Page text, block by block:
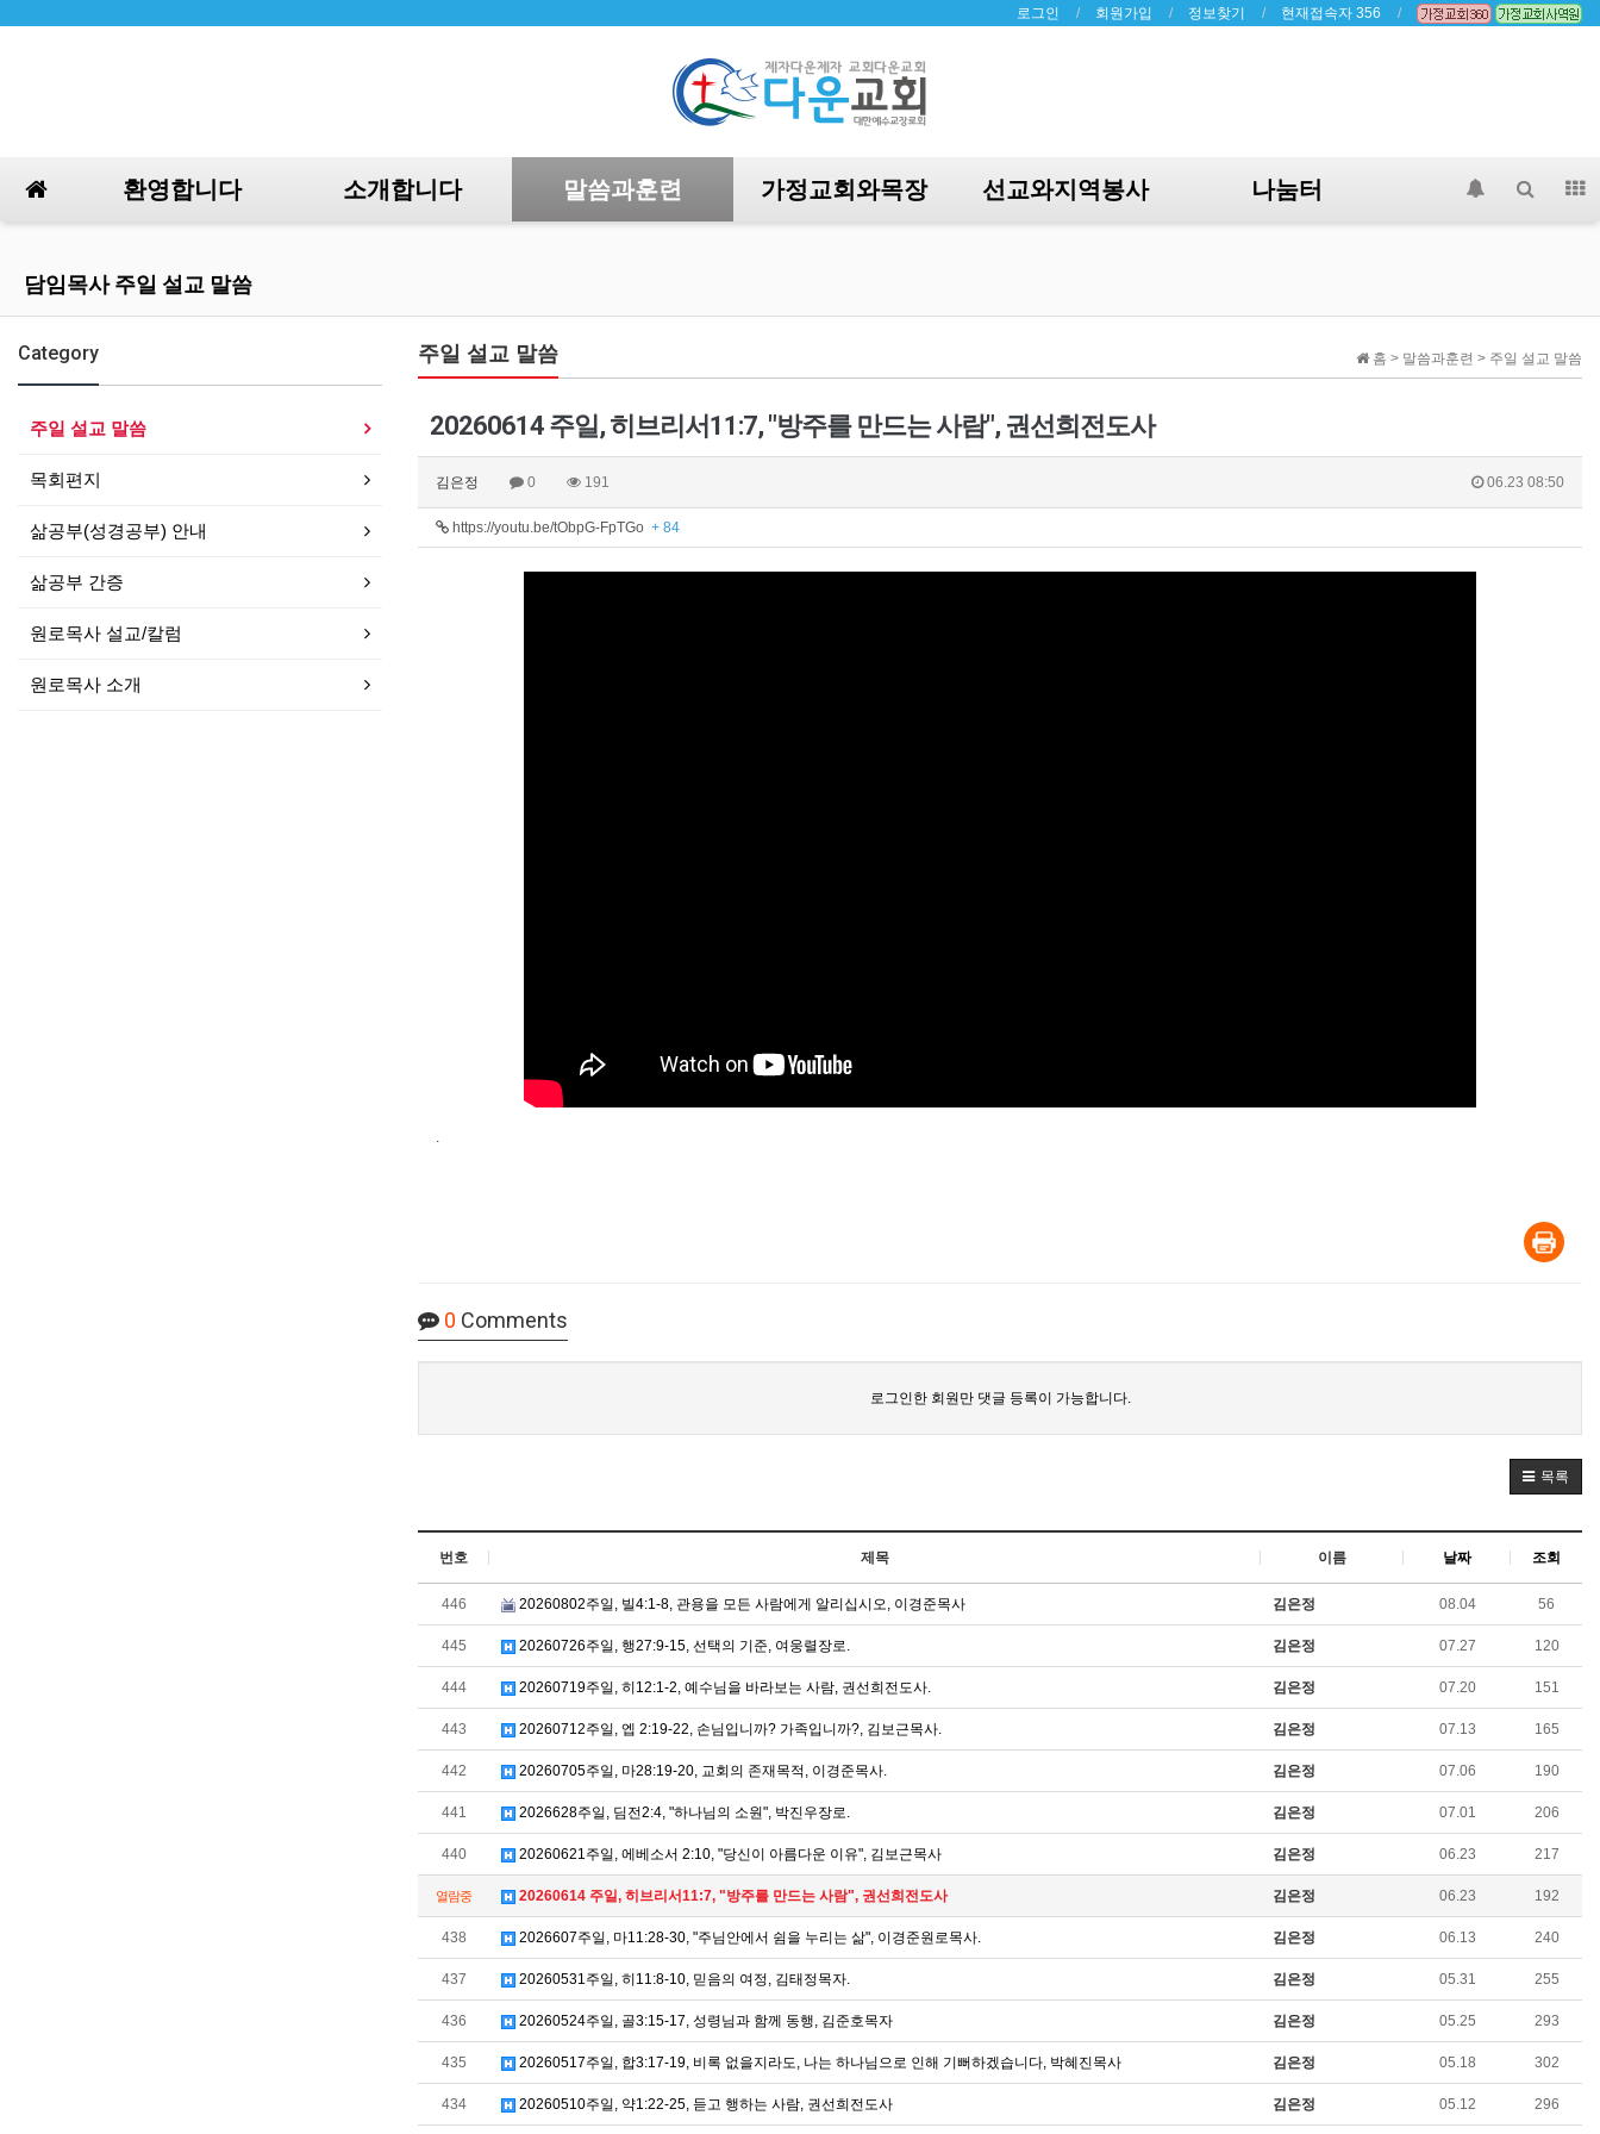
로그인 회원가입 정보찾기 현재접속자 356
환영합니다 소개합니다 말씀과훈련 가정교회와목장 선교와지역봉사 나눔터
담임목사 주일 설교 말씀
홈 > 말씀과훈련 > 주일 설교 말씀
주일 설교 말씀
20260614 주일, 히브리서11:7, "방주를 만드는 사람", 권선희전도사
김은정 0 191 06.23 08:50
https://youtu.be/tObpG-FpTGo + 84
.
0 Comments
로그인한 회원만 댓글 등록이 가능합니다.
목록
번호 제목 이름 날짜 조회
446 20260802주일, 빌4:1-8, 관용을 모든 사람에게 알리십시오, 이경준목사 김은정 08.04 56
445 20260726주일, 행27:9-15, 선택의 기준, 여웅렬장로. 김은정 07.27 120
444 20260719주일, 히12:1-2, 예수님을 바라보는 사람, 권선희전도사. 김은정 07.20 151
443 20260712주일, 엡 2:19-22, 손님입니까? 가족입니까?, 김보근목사. 김은정 07.13 165
442 20260705주일, 마28:19-20, 교회의 존재목적, 이경준목사. 김은정 07.06 190
441 2026628주일, 딤전2:4, "하나님의 소원", 박진우장로. 김은정 07.01 206
440 20260621주일, 에베소서 2:10, "당신이 아름다운 이유", 김보근목사 김은정 06.23 217
열람중 20260614 주일, 히브리서11:7, "방주를 만드는 사람", 권선희전도사 김은정 06.23 192
438 2026607주일, 마11:28-30, "주님안에서 쉼을 누리는 삶", 이경준원로목사. 김은정 06.13 240
437 20260531주일, 히11:8-10, 믿음의 여정, 김태정목자. 김은정 05.31 255
436 20260524주일, 골3:15-17, 성령님과 함께 동행, 김준호목자 김은정 05.25 293
435 20260517주일, 합3:17-19, 비록 없을지라도, 나는 하나님으로 인해 기뻐하겠습니다, 박혜진목사 김은정 05.18 302
434 20260510주일, 약1:22-25, 듣고 행하는 사람, 권선희전도사 김은정 05.12 296
Category
주일 설교 말씀
목회편지
삶공부(성경공부) 안내
삶공부 간증
원로목사 설교/칼럼
원로목사 소개